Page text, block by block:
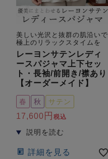
美しい光沢と抜群の肌沿いで
極上のリラックスタイムを
レーヨンサテンレディ
ースパジャマ上下セッ
ト・長袖/前開き/襟あり
【オーダーメイド】
春 秋 サテン
17,600 税込
詳細を見る